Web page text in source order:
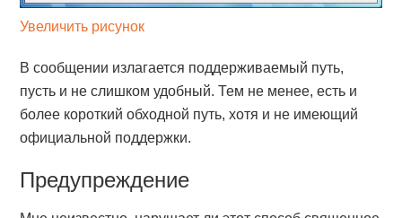
Увеличить рисунок
В сообщении излагается поддерживаемый путь,
пусть и не слишком удобный. Тем не менее, есть и
более короткий обходной путь, хотя и не имеющий
официальной поддержки.
Предупреждение